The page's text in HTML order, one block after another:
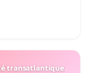
transatlantique.